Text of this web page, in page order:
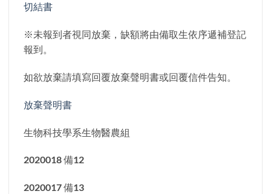
切結書
※未報到者視同放棄，缺額將由備取生依序遞補登記
報到。
如欲放棄請填寫回覆放棄聲明書或回覆信件告知。
放棄聲明書
生物科技學系生物醫農組
2020018 備12
2020017 備13